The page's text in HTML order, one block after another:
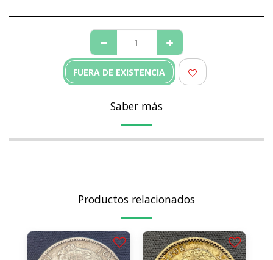
FUERA DE EXISTENCIA
Saber más
Productos relacionados